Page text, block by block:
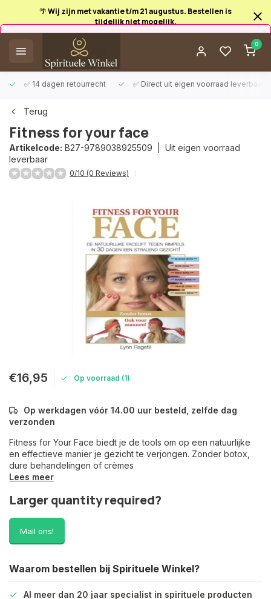
🌴 Wij zijn met vakantie t/m 21 augustus. Bestellen is
tijdelijk niet mogelijk.
0
✅ 14 dagen retourrecht ✅ Direct uit eigen voorraad leverbaar
Afrekenen is uitgeschakeld.
Terug
Fitness for your face
Artikelcode: B27-9789038925509 | Uit eigen voorraad
leverbaar
0/10 (0 Reviews)
€16,95 Op voorraad (1)
Op werkdagen vóór 14.00 uur besteld, zelfde dag
verzonden
Fitness for Your Face biedt je de tools om op een natuurlijke
en effectieve manier je gezicht te verjongen. Zonder botox,
dure behandelingen of crèmes
Lees meer
Larger quantity required?
Mail ons!
Waarom bestellen bij Spirituele Winkel?
Al meer dan 20 jaar specialist in spirituele producten